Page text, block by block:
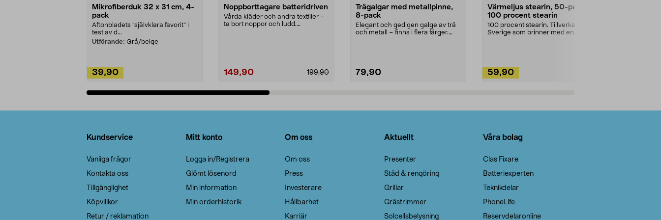
Mikrofiberduk 32 x 31 cm, 4-
pack
Aftonbladets "självklara favorit” i
test av d...
Utförande: Grå/beige
39,90
Noppborttagare batteridriven
Vårda kläder och andra textilier –
ta bort noppor och ludd.
199,90
149,90
Trägalgar med metallpinne,
8-pack
Elegant och gedigen galge av trä
och metall – finns i flera färger.
79,90
Värmeljus stearin, 50-pack,
100 procent stearin
100 procent stearin. Tillverkade i
Sverige som brinner med en
59,90
Kundservice
Vanliga frågor
Kontakta oss
Tillgänglighet
Köpvillkor
Retur / reklamation
Mitt konto
Logga in/Registrera
Glömt lösenord
Min information
Min orderhistorik
Om oss
Om oss
Press
Investerare
Hållbarhet
Karriär
Aktuellt
Presenter
Städ & rengöring
Grillar
Grästrimmer
Solcellsbelysning
Våra bolag
Clas Fixare
Batteriexperten
Teknikdelar
PhoneLife
Reservdelaronline